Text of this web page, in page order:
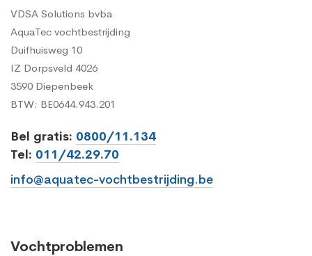
VDSA Solutions bvba
AquaTec vochtbestrijding
Duifhuisweg 10
IZ Dorpsveld 4026
3590 Diepenbeek
BTW: BE0644.943.201
Bel gratis: 0800/11.134
Tel: 011/42.29.70
info@aquatec-vochtbestrijding.be
Vochtproblemen